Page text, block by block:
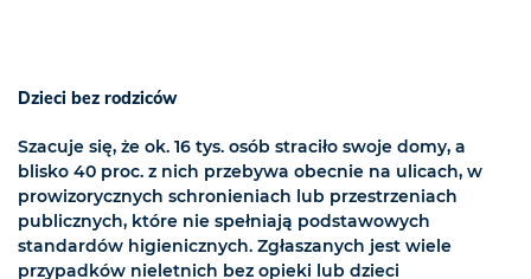
Dzieci bez rodziców
Szacuje się, że ok. 16 tys. osób straciło swoje domy, a
blisko 40 proc. z nich przebywa obecnie na ulicach, w
prowizorycznych schronieniach lub przestrzeniach
publicznych, które nie spełniają podstawowych
standardów higienicznych. Zgłaszanych jest wiele
przypadków nieletnich bez opieki lub dzieci